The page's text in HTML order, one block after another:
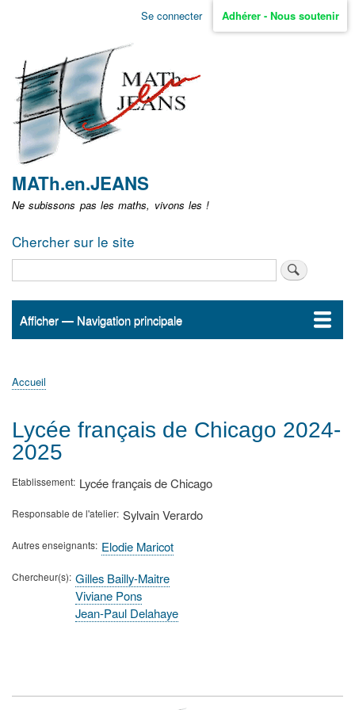
Aller
non
identifié
Se connecter Adhérer - Nous soutenir
MATh.en.JEANS
Ne subissons pas les maths, vivons les !
Chercher sur le site
Navigation
Afficher — Navigation principale
Accueil
ActualitésMATh.en.JEANS ?
Régions et Ateliers
Créer, gérer un atelier
Sujets/Publications
Congrès
d'Ariane
Accueil
Lycée français de Chicago 2024-
2025
Etablissement Lycée français de Chicago
Responsable de l'atelier Sylvain Verardo
Autres enseignants Elodie Maricot
Chercheur(s) Gilles Bailly-Maitre
Viviane Pons
Jean-Paul Delahaye